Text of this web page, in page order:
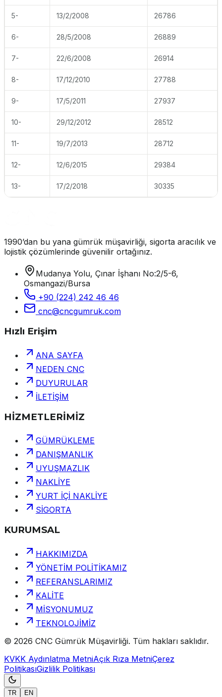
5- 13/2/2008 26786
6- 28/5/2008 26889
7- 22/6/2008 26914
8- 17/12/2010 27788
9- 17/5/2011 27937
10- 29/12/2012 28512
11- 19/7/2013 28712
12- 12/6/2015 29384
13- 17/2/2018 30335
1990’dan bu yana gümrük müşavirliği, sigorta aracılık ve
lojistik çözümlerinde güvenilir ortağınız.
Mudanya Yolu, Çınar İşhanı No:2/5-6,
Osmangazi/Bursa
+90 (224) 242 46 46
cnc@cncgumruk.com
Hızlı Erişim
ANA SAYFA
NEDEN CNC
DUYURULAR
İLETİŞİM
HİZMETLERİMİZ
GÜMRÜKLEME
DANIŞMANLIK
UYUŞMAZLIK
NAKLİYE
YURT İÇİ NAKLİYE
SİGORTA
KURUMSAL
HAKKIMIZDA
YÖNETİM POLİTİKAMIZ
REFERANSLARIMIZ
KALİTE
MİSYONUMUZ
TEKNOLOJİMİZ
© 2026 CNC Gümrük Müşavirliği. Tüm hakları saklıdır.
KVKK Aydınlatma MetniAçık Rıza MetniÇerez
PolitikasıGizlilik Politikası
TR EN